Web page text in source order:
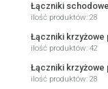
Łączniki
ilość produktów: 28
Łączniki krzyżowe
ilość produktów: 42
Łączniki krzyżowe
ilość produktów: 28